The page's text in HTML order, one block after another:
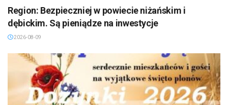
Region: Bezpieczniej w powiecie niżańskim i
dębickim. Są pieniądze na inwestycje
2026-08-09